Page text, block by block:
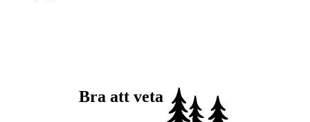
Bra att veta